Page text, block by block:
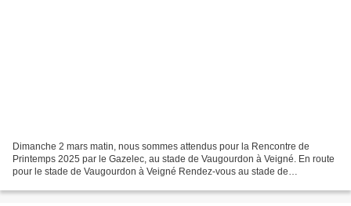
Dimanche 2 mars matin, nous sommes attendus pour la Rencontre de
Printemps 2025 par le Gazelec, au stade de Vaugourdon à Veigné. En route
pour le stade de Vaugourdon à Veigné Rendez-vous au stade de